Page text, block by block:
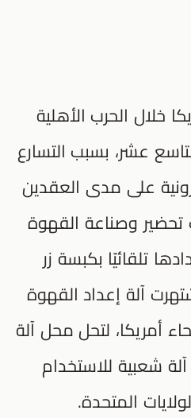
خلال الحرب الأهلية
عشر، بسبب التسارع
على مدى العقدين
تحضير وصناعة القهوة
تلقائيًا بكبسة زر
1972م اشتهرت آلة إعداد القهوة
أمريكا، لتحل محل آلة
شعبية للاستخدام
المتحدة.